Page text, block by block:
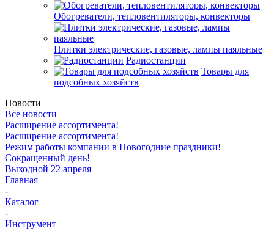
Обогреватели, тепловентиляторы, конвекторы
Плитки электрические, газовые, лампы паяльные
Радиостанции
Товары для
подсобных хозяйств
Новости
Все новости
Расширение ассортимента!
Расширение ассортимента!
Режим работы компании в Новогодние праздники!
Сокращенный день!
Выходной 22 апреля
Главная
-
Каталог
-
Инструмент